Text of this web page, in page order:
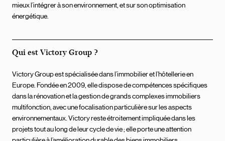
mieux l’intégrer à son environnement, et sur son optimisation
énergétique.
Qui est Victory Group ?
Victory Group est spécialisée dans l’immobilier et l’hôtellerie en
Europe. Fondée en 2009, elle dispose de compétences spécifiques
dans la rénovation et la gestion de grands complexes immobiliers
multifonction, avec une focalisation particulière sur les aspects
environnementaux. Victory reste étroitement impliquée dans les
projets tout au long de leur cycle de vie ; elle porte une attention